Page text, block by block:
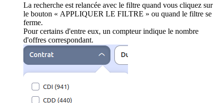
La recherche est relancée avec le filtre quand vous cliquez sur
le bouton « APPLIQUER LE FILTRE » ou quand le filtre se
ferme.
Pour certains d'entre eux, un compteur indique le nombre
d'offres correspondant.